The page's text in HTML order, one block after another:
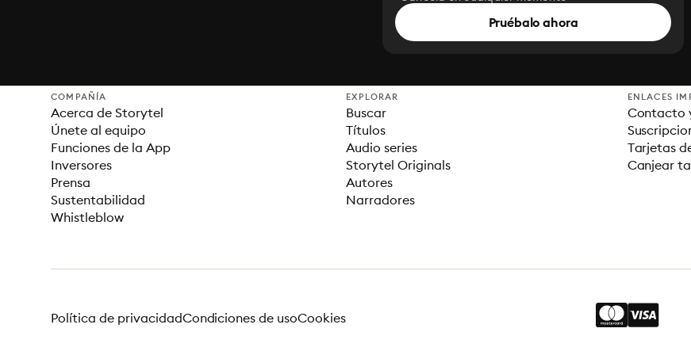
Pruébalo ahora
COMPAÑÍA
Acerca de Storytel
Únete al equipo
Funciones de la App
Inversores
Prensa
Sustentabilidad
Whistleblow
EXPLORAR
Buscar
Títulos
Audio series
Storytel Originals
Autores
Narradores
ENLACES
Contacto
Tarjetas
Canjear
Política de privacidadCondiciones de usoCookies